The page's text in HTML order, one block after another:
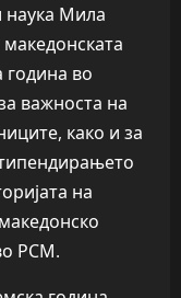
наука Мила
година во
важноста на
како и за
на
РСМ.